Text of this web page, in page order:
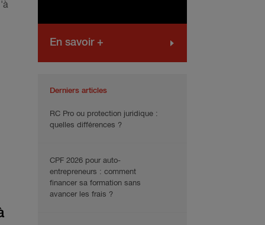
En savoir +
Derniers articles
RC Pro ou protection juridique :
quelles différences ?
CPF 2026 pour auto-
entrepreneurs : comment
financer sa formation sans
avancer les frais ?